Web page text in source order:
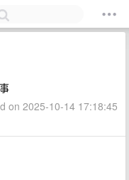
on 2025-10-14 17:18:45